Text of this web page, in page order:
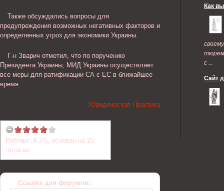
Также обсуждались вопросы для
предупреждения возможных негативных факторов и
определенных угроз для экономики Украины.
Г-н Зварич отметил, что по поручению
Президента Украины, МИД Украины осуществляет
все меры для ратификации СА с ЕС в ближайшее
время.
Юридическая Практика
Рейтинг: 4.7/5, основан на 25
голосах.
Ссылка для форумов:
Как
с ...
Сайт